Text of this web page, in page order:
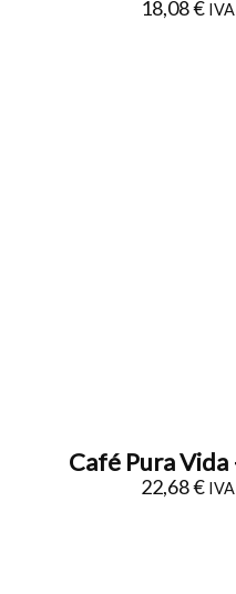
18,08€
Café Pura Vida
22,68€